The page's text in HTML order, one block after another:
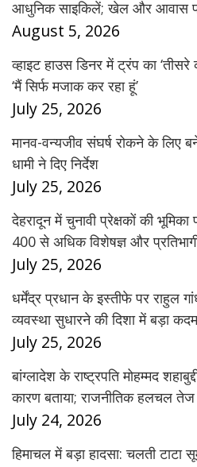
आधुनिक साइकिलें; खेल और आवास
August 5, 2026
व्हाइट हाउस डिनर में ट्रंप का ‘तीसरे
‘मैं सिर्फ मजाक कर रहा हूं’
July 25, 2026
मानव-वन्यजीव संघर्ष रोकने के लिए
धामी ने दिए निर्देश
July 25, 2026
देहरादून में चुनावी प्रेक्षकों की
400 से अधिक विशेषज्ञ और
July 25, 2026
धर्मेंद्र प्रधान के इस्तीफे पर राहुल
व्यवस्था सुधारने की दिशा में बड़ा कदम
July 25, 2026
बांग्लादेश के राष्ट्रपति मोहम्मद
कारण बताया; राजनीतिक हलचल तेज
July 24, 2026
हिमाचल में बड़ा हादसा: चलती टाटा